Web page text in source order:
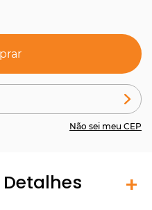
Não sei meu CEP